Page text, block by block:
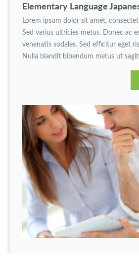
Elementary Language
Lorem ipsum dolor sit amet,
Sed varius ultricies metus. Donec ac
venenatis sodales. Sed efficitur eget
Nulla blandit bibendum metus ut